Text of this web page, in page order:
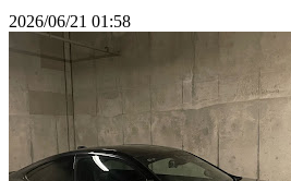
2026/06/21 01:58